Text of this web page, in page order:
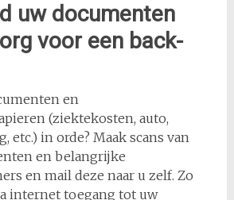
uw documenten
voor een back-
en
(ziektekosten, auto,
etc.) in orde? Maak scans van
en belangrijke
en mail deze naar u zelf. Zo
internet toegang tot uw